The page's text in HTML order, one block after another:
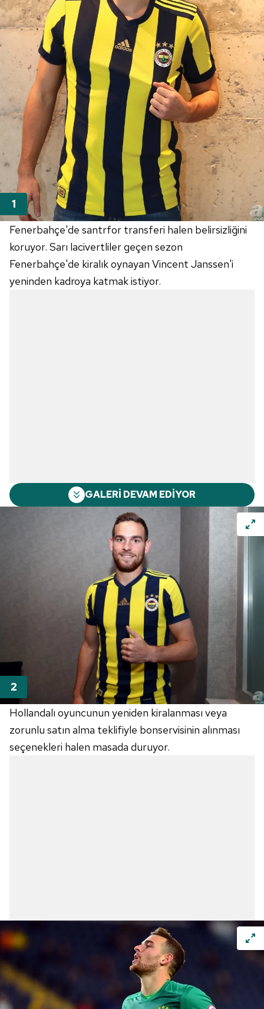
Fenerbahçe'de santrfor transferi halen belirsizliğini
koruyor. Sarı lacivertliler geçen sezon
Fenerbahçe'de kiralık oynayan Vincent Janssen'i
yeninden kadroya katmak istiyor.
GALERİ DEVAM EDİYOR
Hollandalı oyuncunun yeniden kiralanması veya
zorunlu satın alma teklifiyle bonservisinin alınması
seçenekleri halen masada duruyor.